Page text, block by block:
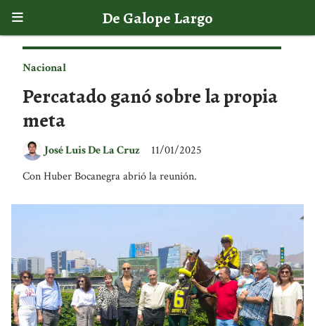
De Galope Largo
Percatado ganó sobre la propia
meta
Con Huber Bocanegra abrió la reunión.
Nacional
11/01/2025
José Luis De La Cruz